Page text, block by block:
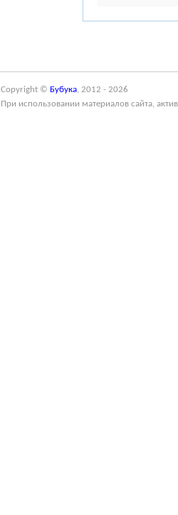
Copyright © Бубука, 2012 - 2026
При использовании материалов сайта,